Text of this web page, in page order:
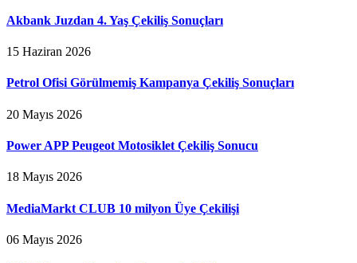
Akbank Juzdan 4. Yaş Çekiliş Sonuçları
15 Haziran 2026
Petrol Ofisi Görülmemiş Kampanya Çekiliş Sonuçları
20 Mayıs 2026
Power APP Peugeot Motosiklet Çekiliş Sonucu
18 Mayıs 2026
MediaMarkt CLUB 10 milyon Üye Çekilişi
06 Mayıs 2026